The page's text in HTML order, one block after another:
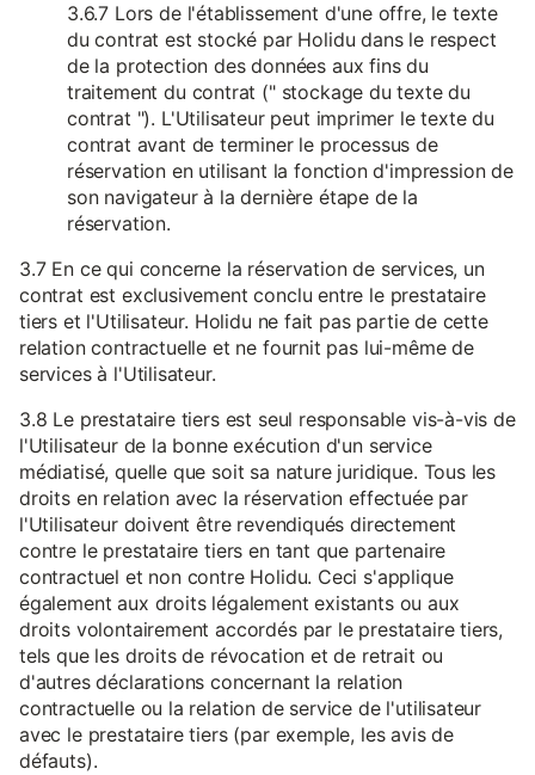
3.6.7 Lors de l'établissement d'une offre, le texte
du contrat est stocké par Holidu dans le respect
de la protection des données aux fins du
traitement du contrat (" stockage du texte du
contrat "). L'Utilisateur peut imprimer le texte du
contrat avant de terminer le processus de
réservation en utilisant la fonction d'impression de
son navigateur à la dernière étape de la
réservation.
3.7 En ce qui concerne la réservation de services, un
contrat est exclusivement conclu entre le prestataire
tiers et l'Utilisateur. Holidu ne fait pas partie de cette
relation contractuelle et ne fournit pas lui-même de
services à l'Utilisateur.
3.8 Le prestataire tiers est seul responsable vis-à-vis de
l'Utilisateur de la bonne exécution d'un service
médiatisé, quelle que soit sa nature juridique. Tous les
droits en relation avec la réservation effectuée par
l'Utilisateur doivent être revendiqués directement
contre le prestataire tiers en tant que partenaire
contractuel et non contre Holidu. Ceci s'applique
également aux droits légalement existants ou aux
droits volontairement accordés par le prestataire tiers,
tels que les droits de révocation et de retrait ou
d'autres déclarations concernant la relation
contractuelle ou la relation de service de l'utilisateur
avec le prestataire tiers (par exemple, les avis de
défauts).